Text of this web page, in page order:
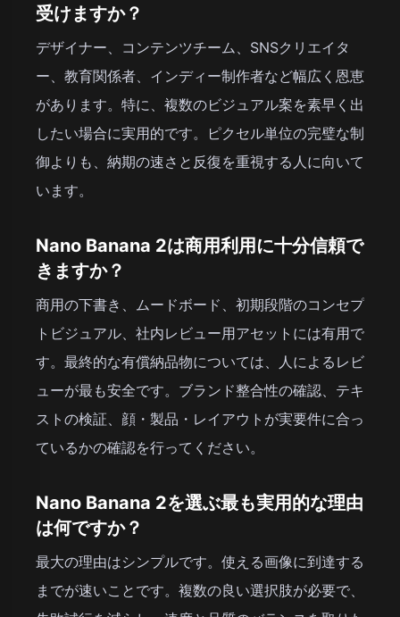
受けますか？
デザイナー、コンテンツチーム、SNSクリエイタ
ー、教育関係者、インディー制作者など幅広く恩恵
があります。特に、複数のビジュアル案を素早く出
したい場合に実用的です。ピクセル単位の完璧な制
御よりも、納期の速さと反復を重視する人に向いて
います。
Nano Banana 2は商用利用に十分信頼で
きますか？
商用の下書き、ムードボード、初期段階のコンセプ
トビジュアル、社内レビュー用アセットには有用で
す。最終的な有償納品物については、人によるレビ
ューが最も安全です。ブランド整合性の確認、テキ
ストの検証、顔・製品・レイアウトが実要件に合っ
ているかの確認を行ってください。
Nano Banana 2を選ぶ最も実用的な理由
は何ですか？
最大の理由はシンプルです。使える画像に到達する
までが速いことです。複数の良い選択肢が必要で、